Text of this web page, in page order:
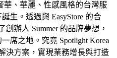
華、華麗、性感風格的台灣服
生。透過與 EasyStore 的合
創辦人 Summer 的品牌夢想，
席之地。究竟 Spotlight Korea
決方案，實現業務增長與打造